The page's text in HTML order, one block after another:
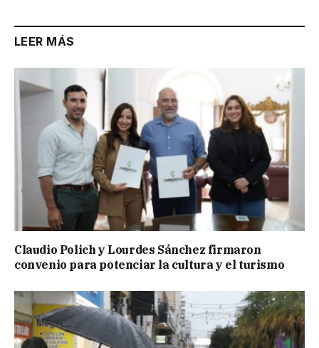
LEER MÁS
Claudio Polich y Lourdes Sánchez firmaron
convenio para potenciar la cultura y el turismo